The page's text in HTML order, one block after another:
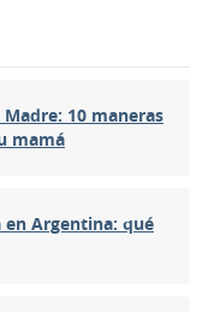
10 maneras
mamá
Argentina: qué